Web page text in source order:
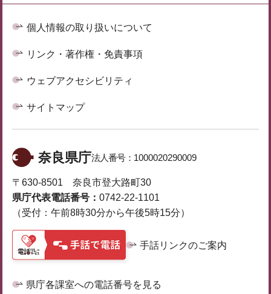
個人情報の取り扱いについて
リンク・著作権・免責事項
ウェブアクセシビリティ
サイトマップ
奈良県庁法人番号： 1000020290009
〒630-8501 奈良市登大路町30
県庁代表電話番号： 0742-22-1101
（受付：午前8時30分から午後5時15分）
手話リンクのご案内
県庁各課室への電話番号を見る